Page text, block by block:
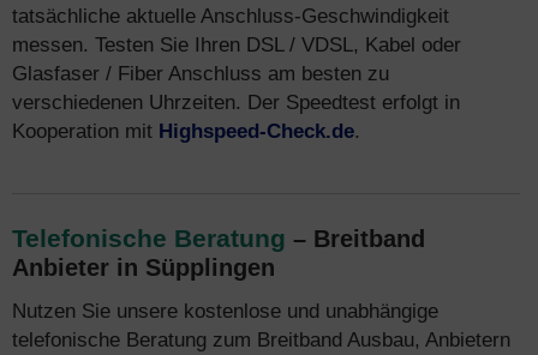
tatsächliche aktuelle Anschluss-Geschwindigkeit
messen. Testen Sie Ihren DSL / VDSL, Kabel oder
Glasfaser / Fiber Anschluss am besten zu
verschiedenen Uhrzeiten. Der Speedtest erfolgt in
Kooperation mit Highspeed-Check.de.
Telefonische Beratung – Breitband
Anbieter in Süpplingen
Nutzen Sie unsere kostenlose und unabhängige
telefonische Beratung zum Breitband Ausbau, Anbietern